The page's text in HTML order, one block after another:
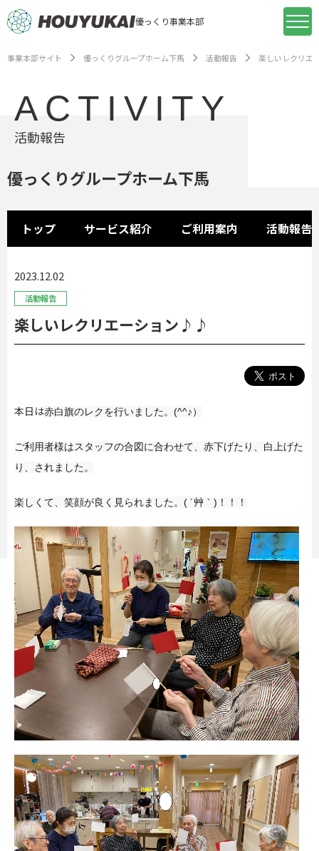
優っくり事業本部
事業本部サイト 優っくりグループホーム下馬 活動報告 楽しいレクリ
ACTIVITY
活動報告
優っくりグループホーム下馬
トップ サービス紹介 ご利用案内 活動報告
2023.12.02
活動報告
楽しいレクリエーション♪♪
本日は赤白旗のレクを行いました。(^^♪）
ご利用者様はスタッフの合図に合わせて、 赤下げたり、白上げた
り、されました。
楽しくて、笑顔が良く見られました。( ´艸｀)！！！